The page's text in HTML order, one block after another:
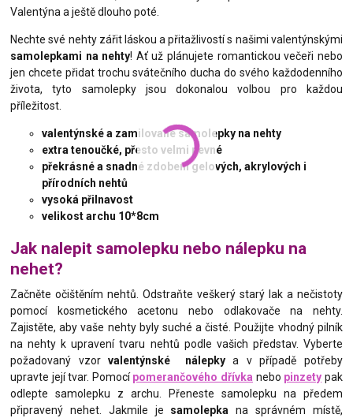
Valentýna a ještě dlouho poté.
Nechte své nehty zářit láskou a přitažlivostí s našimi valentýnskými
samolepkami na nehty! Ať už plánujete romantickou večeři nebo
jen chcete přidat trochu svátečního ducha do svého každodenního
života, tyto samolepky jsou dokonalou volbou pro každou
příležitost.
valentýnské a zamilované samolepky na nehty
extra tenoučké, přesto velmi pevné
překrásné a snadné zdobení gelových, akrylových i
přírodních nehtů
vysoká přilnavost
velikost archu 10*8cm
Jak nalepit samolepku nebo nálepku na
nehet?
Začněte očištěním nehtů. Odstraňte veškerý starý lak a nečistoty
pomocí kosmetického acetonu nebo odlakovače na nehty.
Zajistěte, aby vaše nehty byly suché a čisté. Použijte vhodný pilník
na nehty k upravení tvaru nehtů podle vašich představ. Vyberte
požadovaný vzorvalentýnské nálepkya v případě potřeby
upravte její tvar. Pomocípomerančového dřívka nebo pinzety pak
odlepte samolepku z archu. Přeneste samolepku na předem
připravený nehet. Jakmile je samolepka na správném místě,